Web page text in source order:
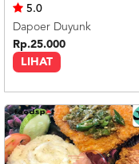
LIHAT
5.0
Dapoer Duyunk
Rp.25.000